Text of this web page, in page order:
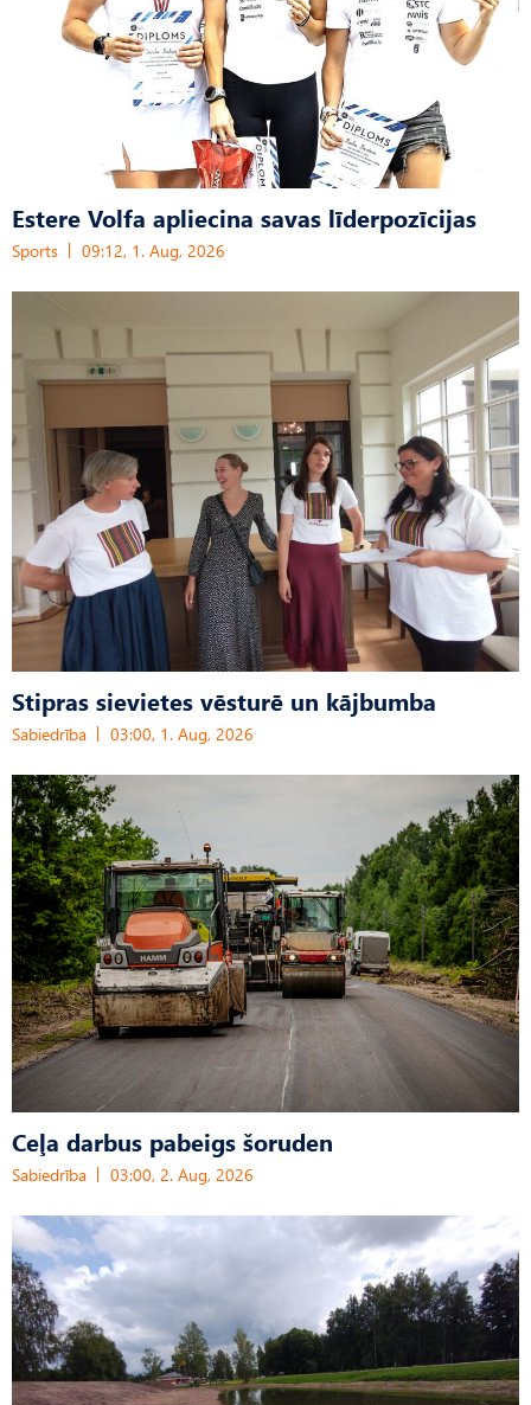
Estere Volfa apliecina savas līderpozīcijas
Sports 09:12, 1. Aug, 2026
Stipras sievietes vēsturē un kājbumba
Sabiedrība 03:00, 1. Aug, 2026
Ceļa darbus pabeigs šoruden
Sabiedrība 03:00, 2. Aug, 2026